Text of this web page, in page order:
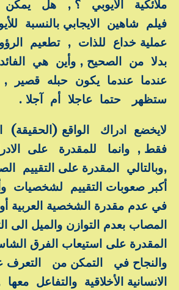
ملائكية الأيوبي ؟ , هل يمكن
فيلم شاهين الايجابي بالنسبة
عملية خداع للذات , تطعيم
بدلا من الصحيح , وأين هي
عندما عندما يكون حبله قصير ,
ستظهر حتما عاجلا أم آجلا .
لايخضع ادراك الواقع (الحقيقة)
فقط , وانما للمقدرة على
,وبالتالي المقدرة على التقييم
أكبر صعوبات التقييم لشخصيات
في عدم مقدرة الشخصية العربية
المصاب بعدم التوازن والميل الى
المقدرة على استيعاب الفرق
والنجاح في التمكن من التعرف
الانسانية الأخلاقية والتفاعل